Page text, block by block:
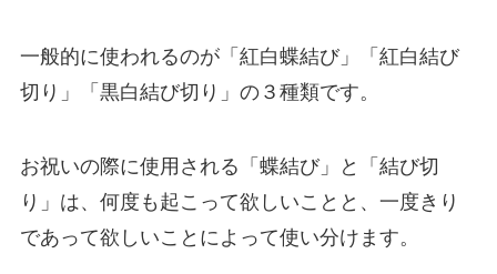
一般的に使われるのが「紅白蝶結び」「紅白結び
切り」「黒白結び切り」の３種類です。
お祝いの際に使用される「蝶結び」と「結び切
り」は、何度も起こって欲しいことと、一度きり
であって欲しいことによって使い分けます。